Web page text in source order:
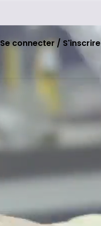
Se connecter / S'inscrire